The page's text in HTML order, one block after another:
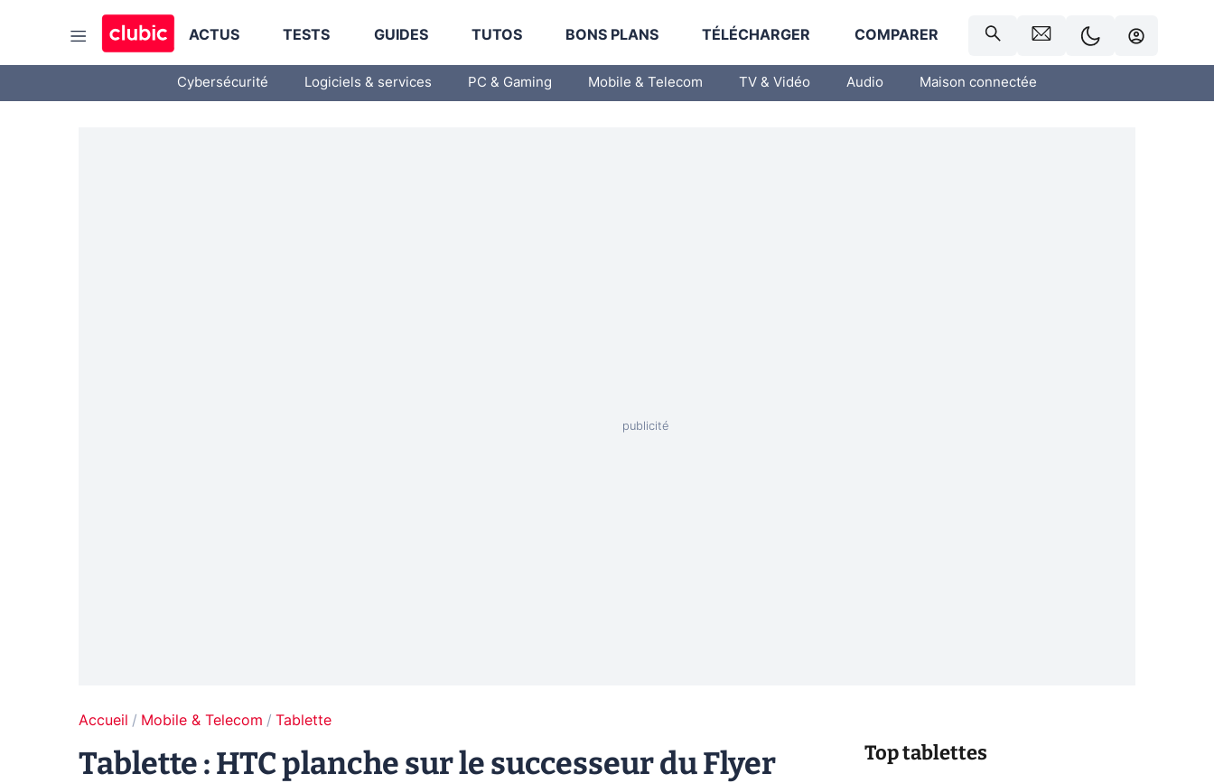
ACTUS TESTS GUIDES TUTOS BONS PLANS TÉLÉCHARGER COMPARER
Cybersécurité Logiciels & services PC & Gaming Mobile & Telecom TV & Vidéo Audio Maison connectée
Accueil Mobile & Telecom Tablette
Tablette : HTC planche sur le successeur du Flyer Top tablettes